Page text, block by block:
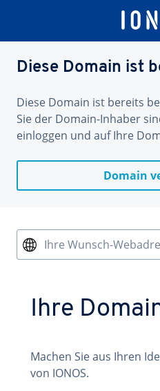
Diese Domain ist
Diese Domain ist bereits
Sie der Domain-Inhaber
einloggen und auf Ihre
Domain
Ihre Wunsch-
Ihre
Machen Sie aus Ihren
von IONOS.